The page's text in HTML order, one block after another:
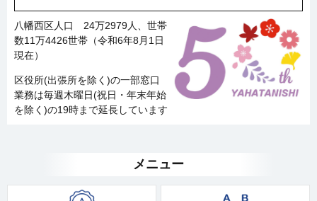
八幡西区人口 24万2979人、世帯
数11万4426世帯（令和6年8月1日
現在）
区役所(出張所を除く)の一部窓口
業務は毎週木曜日(祝日・年末年始
を除く)の19時まで延長しています
メニュー